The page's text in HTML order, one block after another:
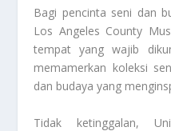
Bagi pencinta seni dan
Los Angeles County
tempat yang wajib
memamerkan koleksi
dan budaya yang
Tidak ketinggalan,